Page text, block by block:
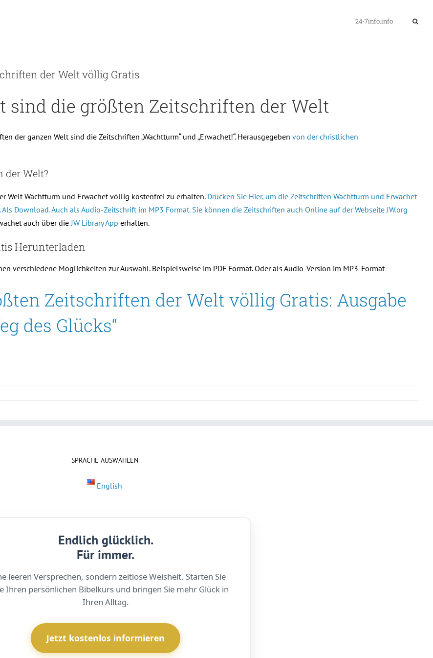
24-7info.info
der Welt völlig Gratis
die größten Zeitschriften der Welt
der ganzen Welt sind die Zeitschriften „Wachtturm“ und „Erwachet!“. Herausgegeben von der christlichen
der Welt?
Welt Wachtturm und Erwachet völlig kostenfrei zu erhalten. Drücken Sie Hier, um die Zeitschriften Wachtturm und Erwachet
Download. Auch als Audio-Zeitschrift im MP3 Format. Sie können die Zeitschriften auch Online auf der Webseite JW.org
auch über dieJW Library App erhalten.
Herunterladen
verschiedene Möglichkeiten zur Auswahl. Beispielsweise im PDF Format. Oder als Audio-Version im MP3-Format
Zeitschriften der Welt völlig Gratis: Ausgabe
des Glücks“
SPRACHE AUSWÄHLEN
English
Endlich glücklich.
Für immer.
leeren Versprechen, sondern zeitlose Weisheit. Starten Sie
Ihren persönlichen Bibelkurs und bringen Sie mehr Glück in
Ihren Alltag.
Jetzt kostenlos informieren